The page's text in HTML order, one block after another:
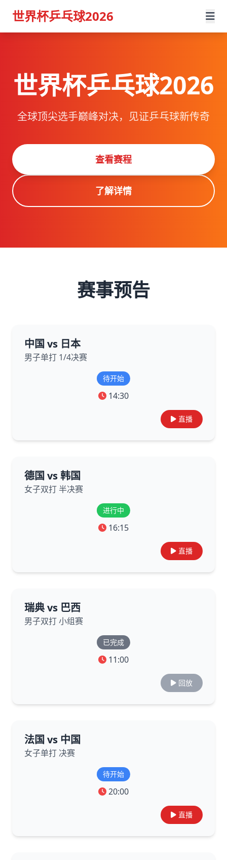
世界杯乒乓球2026
世界杯乒乓球2026
全球顶尖选手巅峰对决，见证乒乓球新传奇
查看赛程
了解详情
赛事预告
中国 vs 日本
男子单打 1/4决赛
待开始
14:30
直播
德国 vs 韩国
女子双打 半决赛
进行中
16:15
直播
瑞典 vs 巴西
男子双打 小组赛
已完成
11:00
回放
法国 vs 中国
女子单打 决赛
待开始
20:00
直播